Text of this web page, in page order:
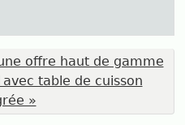
offre haut de gamme
table de cuisson
»